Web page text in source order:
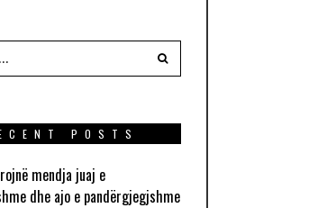
POSTS
mendja juaj e
dhe ajo e pandërgjegjshme